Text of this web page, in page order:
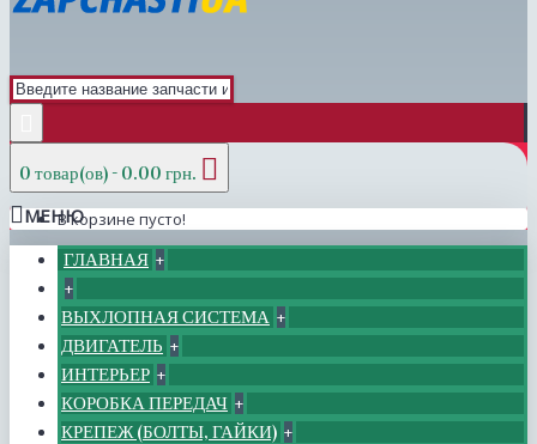
0 товар(ов) - 0.00 грн.
В корзине пусто!
МЕНЮ
ГЛАВНАЯ +
+
ВЫХЛОПНАЯ СИСТЕМА +
ДВИГАТЕЛЬ +
ИНТЕРЬЕР +
КОРОБКА ПЕРЕДАЧ +
КРЕПЕЖ (БОЛТЫ, ГАЙКИ) +